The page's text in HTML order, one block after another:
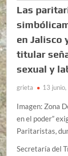
Las
en Jalisco
titular
sexual y
grieta 13
Imagen: Zona
en el poder”
Paritaristas,
Secretaría del